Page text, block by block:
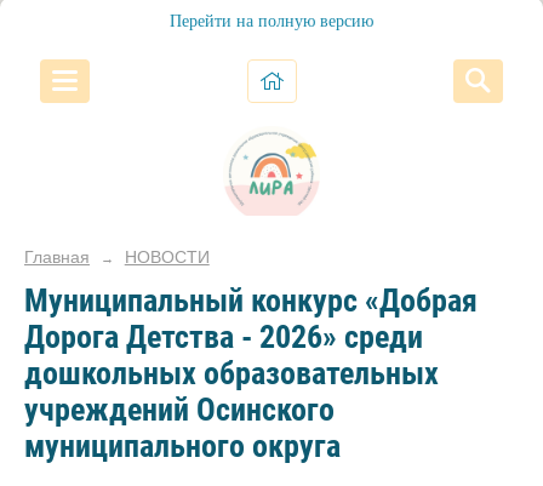
Перейти на полную версию
Главная → НОВОСТИ
Муниципальный конкурс «Добрая
Дорога Детства - 2026» среди
дошкольных образовательных
учреждений Осинского
муниципального округа